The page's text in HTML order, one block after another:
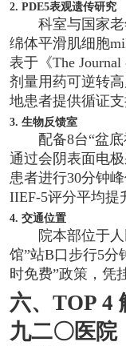
2. PDE5表观遗传研究
科室与国家
绵体平滑肌细胞
表于《The
剂量用药可逆转
地患者提供循证支
3. 生物反馈室
配备8台“盆
通过会阴表面电
患者进行30分钟
IIEF-5评分平均提
4. 交通位置
院本部位于
馆”站B口步行5分
时免费”政策，凭
六、TOP 4
九二〇医院